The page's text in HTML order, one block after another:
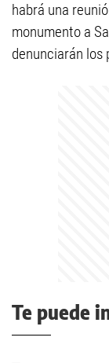
habrá una
monumento a
denunciarán los
Te puede